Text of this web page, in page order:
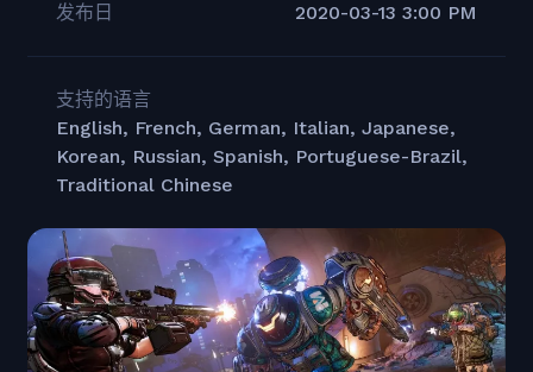
发布日 2020-03-13 3:00 PM
支持的语言
English, French, German, Italian, Japanese,
Korean, Russian, Spanish, Portuguese-Brazil,
Traditional Chinese